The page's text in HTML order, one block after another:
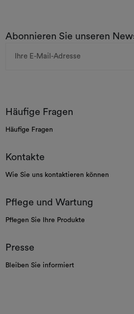
Abonnieren Sie unseren
Mail-
Häufige Fragen
Häufige Fragen
Kontakte
Wie Sie uns kontaktieren können
Pflege und Wartung
Pflegen Sie Ihre Produkte
Presse
Bleiben Sie informiert